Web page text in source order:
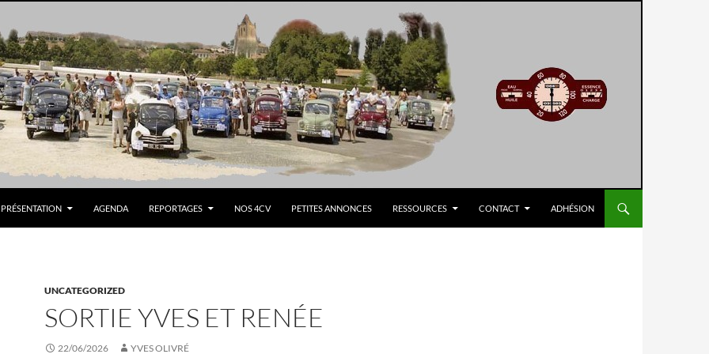
PRÉSENTATION AGENDA REPORTAGES NOS 4CV PETITES ANNONCES RESSOURCES CONTACT ADHÉSION
UNCATEGORIZED
SORTIE YVES ET RENÉE
22/06/2026 YVES OLIVRÉ